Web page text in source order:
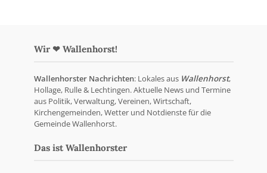
Wir ❤ Wallenhorst!
Wallenhorster Nachrichten: Lokales aus Wallenhorst,
Hollage, Rulle & Lechtingen. Aktuelle News und Termine
aus Politik, Verwaltung, Vereinen, Wirtschaft,
Kirchengemeinden, Wetter und Notdienste für die
Gemeinde Wallenhorst.
Das ist Wallenhorster